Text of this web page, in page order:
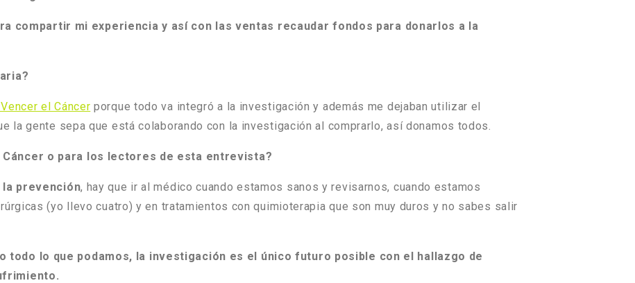
compartir mi experiencia y así con las ventas recaudar fondos para donarlos a la
el Cáncer porque todo va integró a la investigación y además me dejaban utilizar el
la gente sepa que está colaborando con la investigación al comprarlo, así donamos todos.
o para los lectores de esta entrevista?
prevención, hay que ir al médico cuando estamos sanos y revisarnos, cuando estamos
(yo llevo cuatro) y en tratamientos con quimioterapia que son muy duros y no sabes salir
lo que podamos, la investigación es el único futuro posible con el hallazgo de